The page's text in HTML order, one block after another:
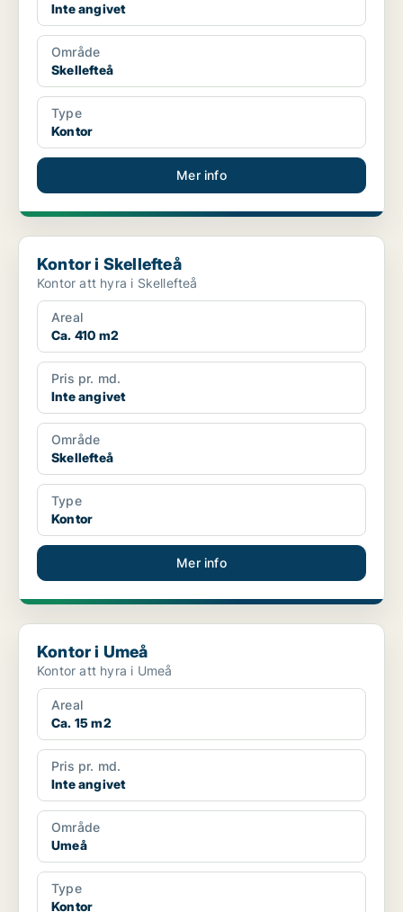
Inte angivet
Område
Skellefteå
Type
Kontor
Mer info
Kontor i Skellefteå
Kontor i Skellefteå
Kontor att hyra i Skellefteå
Areal
Ca. 410 m2
Pris pr. md.
Inte angivet
Område
Skellefteå
Type
Kontor
Mer info
Kontor i Umeå
Kontor i Umeå
Kontor att hyra i Umeå
Areal
Ca. 15 m2
Pris pr. md.
Inte angivet
Område
Umeå
Type
Kontor